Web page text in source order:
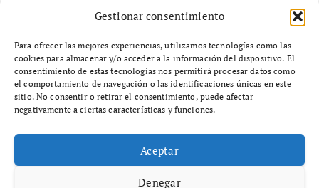
Gestionar consentimiento
Para ofrecer las mejores experiencias, utilizamos tecnologías como las
cookies para almacenar y/o acceder a la información del dispositivo. El
consentimiento de estas tecnologías nos permitirá procesar datos como
el comportamiento de navegación o las identificaciones únicas en este
sitio. No consentir o retirar el consentimiento, puede afectar
negativamente a ciertas características y funciones.
Aceptar
Denegar
Aviso legal
Política de privacidad